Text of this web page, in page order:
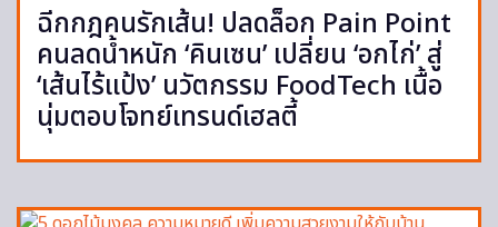
ฉีกกฎคนรักเส้น! ปลดล็อก Pain Point
คนลดน้ำหนัก ‘คินเซน’ เปลี่ยน ‘อกไก่’ สู่
‘เส้นไร้แป้ง’ นวัตกรรม FoodTech เนื้อ
นุ่มตอบโจทย์เทรนด์เฮลตี้